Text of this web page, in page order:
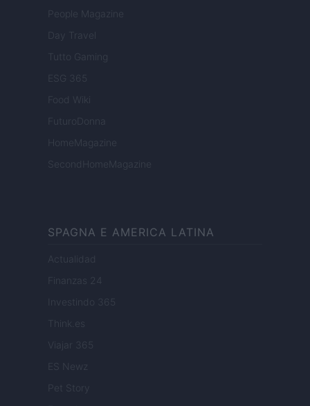
People Magazine
Day Travel
Tutto Gaming
ESG 365
Food Wiki
FuturoDonna
HomeMagazine
SecondHomeMagazine
SPAGNA E AMERICA LATINA
Actualidad
Finanzas 24
Investindo 365
Think.es
Viajar 365
ES Newz
Pet Story